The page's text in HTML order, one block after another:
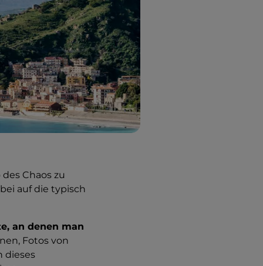
Chaos zu
auf die typisch
an denen man
Fotos von
dieses